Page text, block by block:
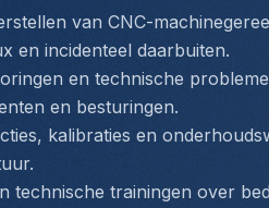
van CNC-
en incidenteel daarbuiten.
en technische
en besturingen.
kalibraties en
technische trainingen over